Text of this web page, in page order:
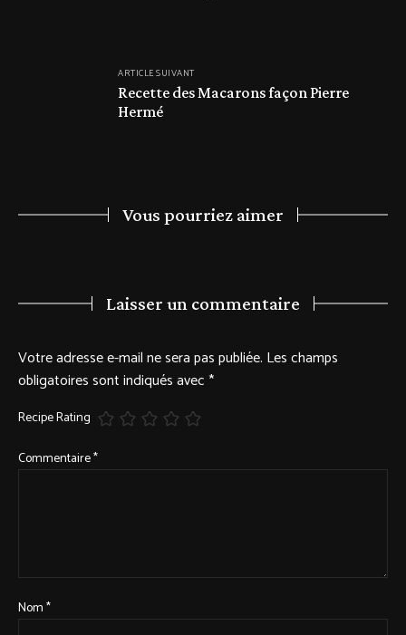
ARTICLE SUIVANT
Recette des Macarons façon Pierre
Hermé
Vous pourriez aimer
Laisser un commentaire
Votre adresse e-mail ne sera pas publiée. Les champs
obligatoires sont indiqués avec*
Recipe Rating
Commentaire*
Nom*